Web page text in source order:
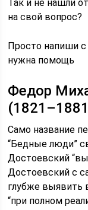
Так и не нашли
на свой вопрос?
Просто напиши с
нужна помощь
Федор
Само название
“Бедные люди”
Достоевский
Достоевский с
глубже выявить
“при полном